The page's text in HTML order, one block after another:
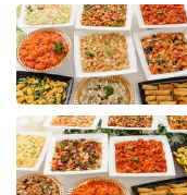
締切 2日前12時
最低ご注文金額 33,000円